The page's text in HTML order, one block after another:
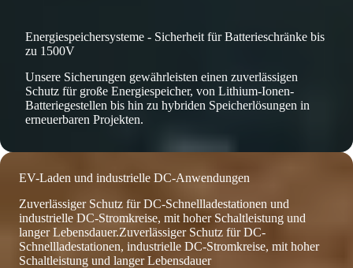
Energiespeichersysteme - Sicherheit für Batterieschränke bis
zu 1500V
Unsere Sicherungen gewährleisten einen zuverlässigen
Schutz für große Energiespeicher, von Lithium-Ionen-
Batteriegestellen bis hin zu hybriden Speicherlösungen in
erneuerbaren Projekten.
EV-Laden und industrielle DC-Anwendungen
Zuverlässiger Schutz für DC-Schnellladestationen und
industrielle DC-Stromkreise, mit hoher Schaltleistung und
langer Lebensdauer.Zuverlässiger Schutz für DC-
Schnellladestationen, industrielle DC-Stromkreise, mit hoher
Schaltleistung und langer Lebensdauer